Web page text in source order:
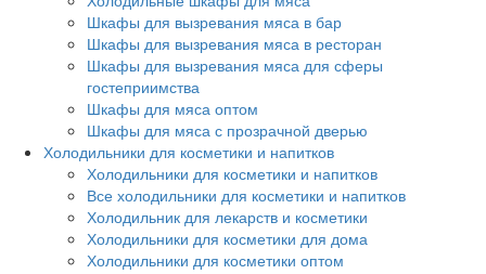
Шкафы для вызревания мяса в бар
Шкафы для вызревания мяса в ресторан
Шкафы для вызревания мяса для сферы
гостеприимства
Шкафы для мяса оптом
Шкафы для мяса с прозрачной дверью
Холодильники для косметики и напитков
Холодильники для косметики и напитков
Все холодильники для косметики и напитков
Холодильник для лекарств и косметики
Холодильники для косметики для дома
Холодильники для косметики оптом